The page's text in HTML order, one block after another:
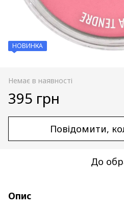
НОВИНКА
Немає в наявності
395 грн
Повідомити,
До
Опис